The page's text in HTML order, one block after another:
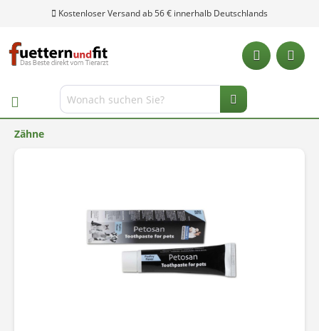
Kostenloser Versand ab 56 € innerhalb Deutschlands
Zähne